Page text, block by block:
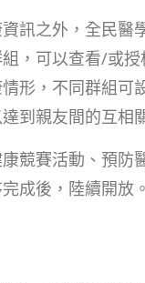
訊之外，全民醫
，可以查看/或授
形，不同群組可
到親友間的互相
競賽活動、預防
成後，陸續開放。